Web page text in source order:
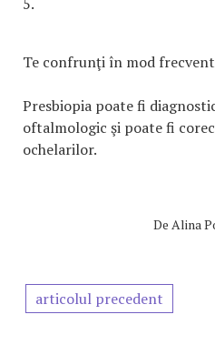
Te confrunţi în mod
Presbiopia poate fi
oftalmologic şi poate fi
ochelarilor.
De Alina
articolul precedent